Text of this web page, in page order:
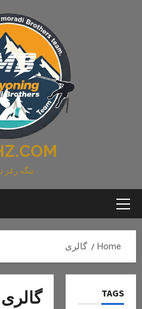
تنگه رغز
Primary
Home گالری
گالری TAGS